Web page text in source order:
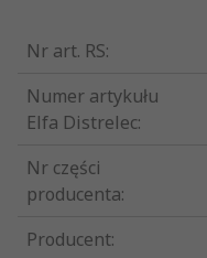
Nr art. RS:
Numer artykułu
Elfa Distrelec:
Nr części
producenta:
Producent: